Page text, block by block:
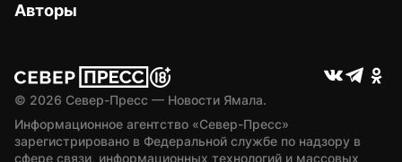
Авторы
© 2026 Север-Пресс — Новости Ямала.
Информационное агентство «Север-Пресс»
зарегистрировано в Федеральной службе по надзору в
сфере связи, информационных технологий и массовых